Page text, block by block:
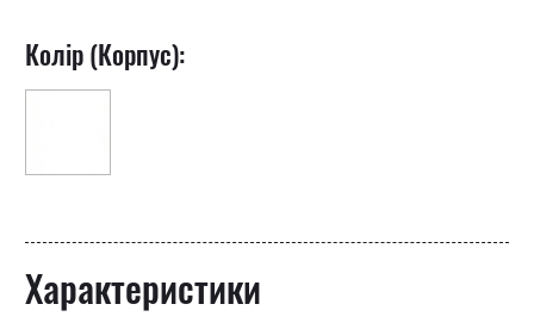
Колір (Корпус):
Характеристики